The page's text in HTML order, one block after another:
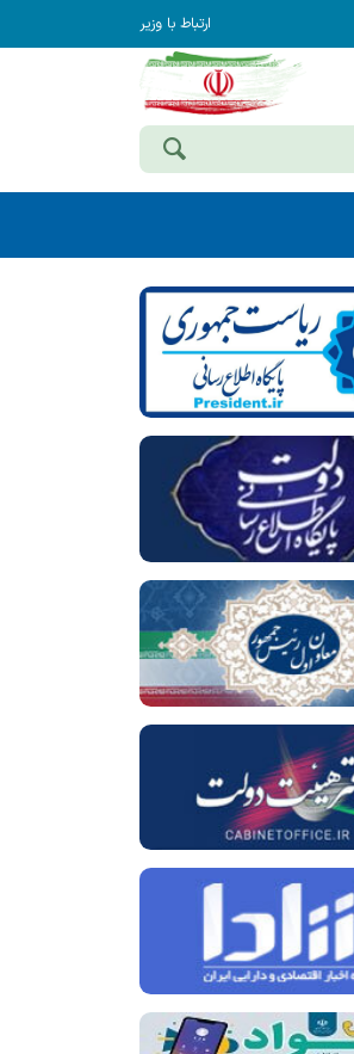
ارتباط با وزیر